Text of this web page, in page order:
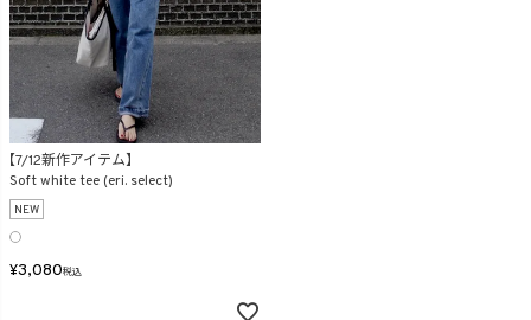
【7/12新作アイテム】
Soft white tee (eri. select)
NEW
¥3,080税込